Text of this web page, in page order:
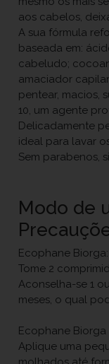
aos cabelos,
A sua fórmula
baseada em:
cabeludo;
amaciador
pentear, macios,
10, um agente
Delicadamente
ideal para lavar
Sem parabenos,
Modo de
Ecophane Biorga:
Tome 2
Aconselha-se 1
meses, o qual
Ecophane Biorga
Aplique uma